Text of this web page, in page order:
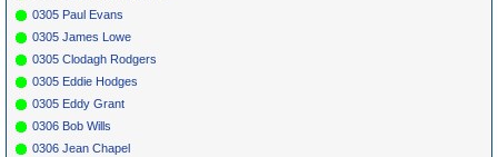
0305 Paul Evans
0305 James Lowe
0305 Clodagh Rodgers
0305 Eddie Hodges
0305 Eddy Grant
0306 Bob Wills
0306 Jean Chapel